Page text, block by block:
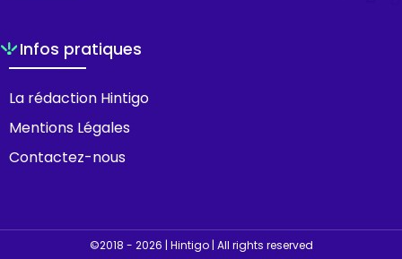
Infos pratiques
La rédaction Hintigo
Mentions Légales
Contactez-nous
©2018 - 2026 | Hintigo | All rights reserved